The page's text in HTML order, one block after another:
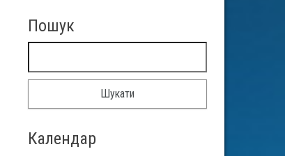
Пошук
Календар